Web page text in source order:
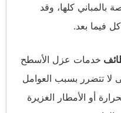
بالمباني كلها، وقد
فيما بعد.
خدمات عزل الأسطح
لا تتضرر بسبب العوامل
أو الأمطار الغزيرة